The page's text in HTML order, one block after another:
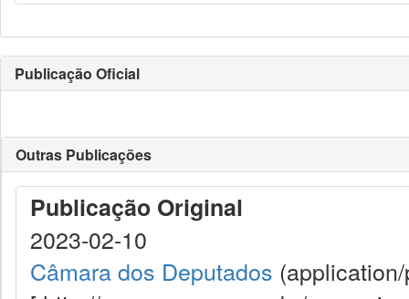
Publicação Oficial
Outras Publicações
Publicação Original
2023-02-10
Câmara dos Deputados